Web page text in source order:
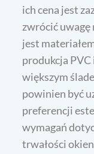
ich cena jest
zwrócić uwagę
jest
produkcja
większym
powinien być
preferencji
wymagań
trwałości